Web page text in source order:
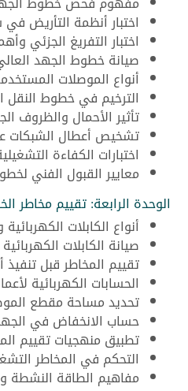
اختبار أنظمة التأريض
اختبار التفريغ الجزئي
صيانة خطوط الجهد
أنواع الموصلات
الترخيم في خطوط النقل
تأثير الأحمال والظروف
تشخيص أعطال الشبكات
اختبارات الكفاءة
معايير القبول الفني
الوحدة الرابعة: تقييم مخاطر
أنواع الكابلات
صيانة الكابلات
تقييم المخاطر قبل تنفيذ
الحسابات الكهربائية
تحديد مساحة مقطع
حساب الانخفاض في
تطبيق منهجيات تقييم
التحكم في المخاطر
مفاهيم الطاقة النشطة